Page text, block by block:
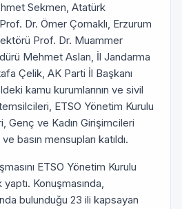
Sekmen, Atatürk
Dr. Ömer Çomaklı, Erzurum
Prof. Dr. Muammer
Mehmet Aslan, İl Jandarma
Çelik, AK Parti İl Başkanı
kamu kurumlarının ve sivil
ETSO Yönetim Kurulu
Genç ve Kadın Girişimcileri
ve basın mensupları katıldı.
ETSO Yönetim Kurulu
Konuşmasında,
bulunduğu 23 ili kapsayan